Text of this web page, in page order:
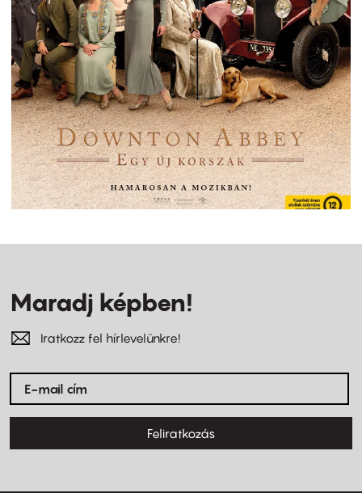
Maradj képben!
Iratkozz fel hírlevelünkre!
Feliratkozás